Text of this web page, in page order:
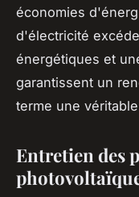
économies
d'électricité
énergétiques et
garantissent un
terme une
Entretien des